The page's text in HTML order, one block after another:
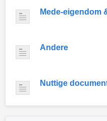
Mede-eigendom
Andere
Nuttige